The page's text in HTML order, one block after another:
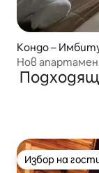
Кондо –
Нов
хидромасажна
Избор на
Избор на